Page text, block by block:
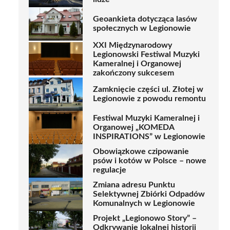
Geoankieta dotycząca lasów
społecznych w Legionowie
XXI Międzynarodowy
Legionowski Festiwal Muzyki
Kameralnej i Organowej
zakończony sukcesem
Zamknięcie części ul. Złotej w
Legionowie z powodu remontu
Festiwal Muzyki Kameralnej i
Organowej „KOMEDA
INSPIRATIONS” w Legionowie
Obowiązkowe czipowanie
psów i kotów w Polsce – nowe
regulacje
Zmiana adresu Punktu
Selektywnej Zbiórki Odpadów
Komunalnych w Legionowie
Projekt „Legionowo Story” –
Odkrywanie lokalnej historii